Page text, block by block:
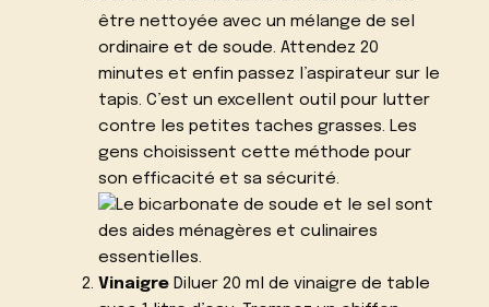
être nettoyée avec un mélange de sel
ordinaire et de soude. Attendez 20
minutes et enfin passez l’aspirateur sur le
tapis. C’est un excellent outil pour lutter
contre les petites taches grasses. Les
gens choisissent cette méthode pour
son efficacité et sa sécurité.
VinaigreDiluer 20 ml de vinaigre de table